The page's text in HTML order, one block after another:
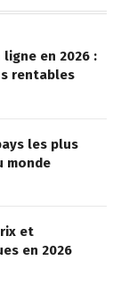
en 2026 :
rentables
les plus
monde
et
en 2026